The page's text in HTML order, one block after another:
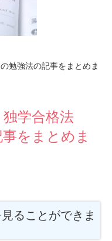
勉強法の記事をまとめま
学合格法
をまとめま
ることができま